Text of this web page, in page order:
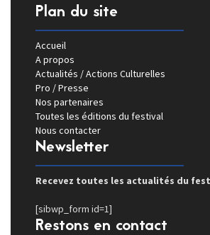
Plan du site
Accueil
A propos
Actualités / Actions Culturelles
Pro / Presse
Nos partenaires
Toutes les éditions du festival
Nous contacter
Newsletter
Recevez toutes les actualités du
[sibwp_form id=1]
Restons en contact